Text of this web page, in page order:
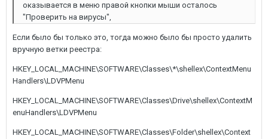
оказывается в меню правой кнопки мыши осталось
"Проверить на вирусы",
Если было бы только это, тогда можно было бы просто удалить
вручную ветки реестра:
HKEY_LOCAL_MACHINE\SOFTWARE\Classes\*\shellex\ContextMenu
Handlers\LDVPMenu
HKEY_LOCAL_MACHINE\SOFTWARE\Classes\Drive\shellex\ContextM
enuHandlers\LDVPMenu
HKEY_LOCAL_MACHINE\SOFTWARE\Classes\Folder\shellex\Context